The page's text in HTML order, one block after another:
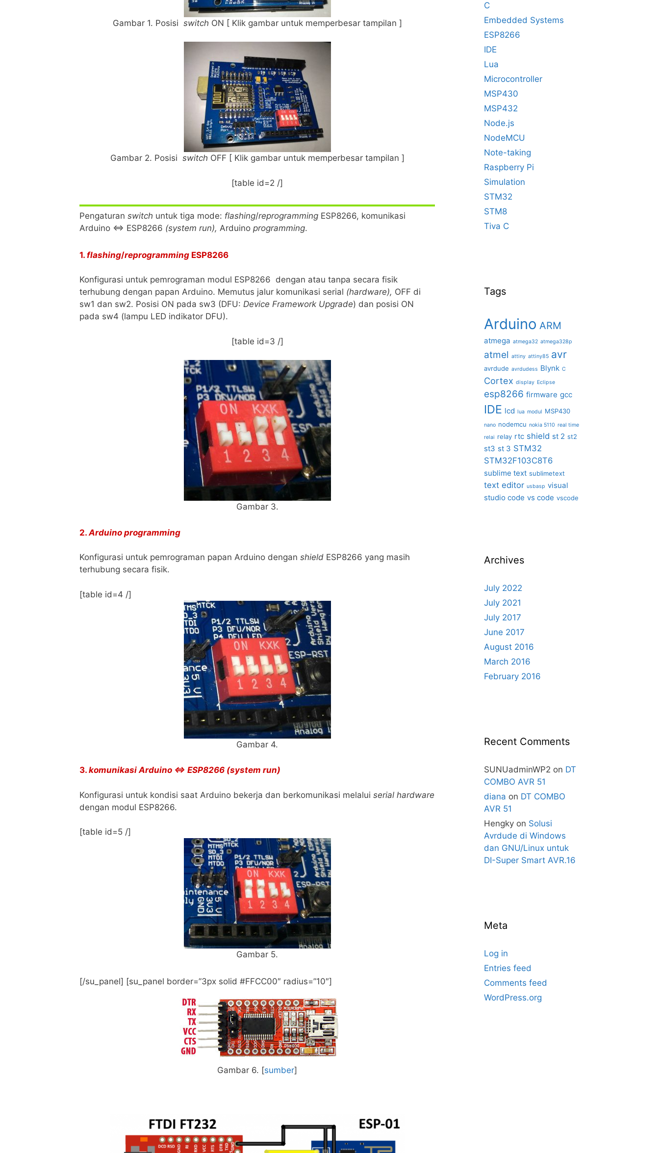
Gambar 1. Posisi switch ON [ Klik gambar untuk memperbesar tampilan ]
Gambar 2. Posisi switch OFF [ Klik gambar untuk memperbesar tampilan ]
[table id=2 /]
Pengaturan switch untuk tiga mode: flashing/reprogramming ESP8266, komunikasi
Arduino ⇔ ESP8266 (system run), Arduino programming.
1. flashing/reprogramming ESP8266
Konfigurasi untuk pemrograman modul ESP8266 dengan atau tanpa secara fisik
terhubung dengan papan Arduino. Memutus jalur komunikasi serial (hardware), OFF di
sw1 dan sw2. Posisi ON pada sw3 (DFU: Device Framework Upgrade) dan posisi ON
pada sw4 (lampu LED indikator DFU).
[table id=3 /]
Gambar 3.
2. Arduino programming
Konfigurasi untuk pemrograman papan Arduino dengan shield ESP8266 yang masih
terhubung secara fisik.
[table id=4 /]
Gambar 4.
3. komunikasi Arduino ⇔ ESP8266 (system run)
Konfigurasi untuk kondisi saat Arduino bekerja dan berkomunikasi melalui serial hardware
dengan modul ESP8266.
[table id=5 /]
Gambar 5.
[/su_panel] [su_panel border=”3px solid #FFCC00″ radius=”10″]
Gambar 6. [sumber]
C
Embedded Systems
ESP8266
IDE
Lua
Microcontroller
MSP430
MSP432
Node.js
NodeMCU
Note-taking
Raspberry Pi
Simulation
STM32
STM8
Tiva C
Tags
Arduino ARM
atmega atmega32 atmega328p
atmel attiny attiny85 avr
avrdude avrdudess Blynk C
Cortex display Eclipse
esp8266 firmware gcc
IDE lcd lua modul MSP430
nano nodemcu nokia 5110 real time
relai relay rtc shield st 2 st2
st3 st 3 STM32
STM32F103C8T6
sublime text sublimetext
text editor usbasp visual
studio code vs code vscode
Archives
July 2022
July 2021
July 2017
June 2017
August 2016
March 2016
February 2016
Recent Comments
SUNUadminWP2 on DT
COMBO AVR 51
diana on DT COMBO
AVR 51
Hengky on Solusi
Avrdude di Windows
dan GNU/Linux untuk
DI-Super Smart AVR.16
Meta
Log in
Entries feed
Comments feed
WordPress.org